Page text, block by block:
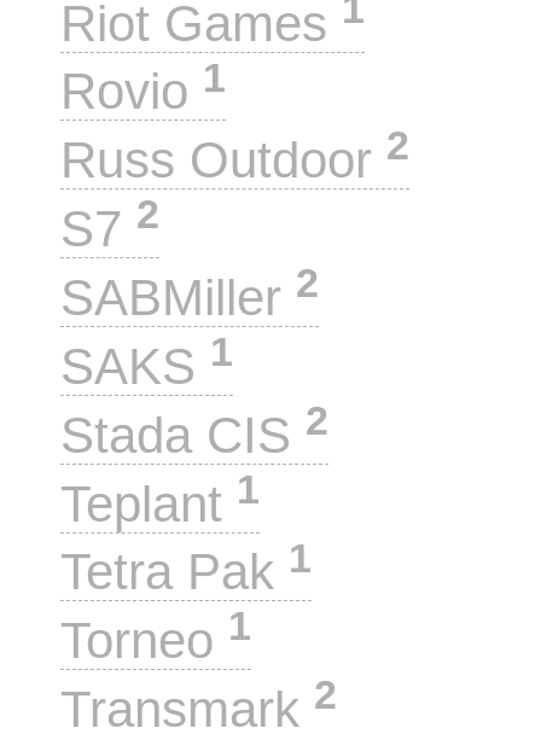
Riot Games
Rovio 1
Russ Outdoor 2
S7 2
SABMiller 2
SAKS 1
Stada CIS 2
Teplant 1
Tetra Pak 1
Torneo 1
Transmark 2